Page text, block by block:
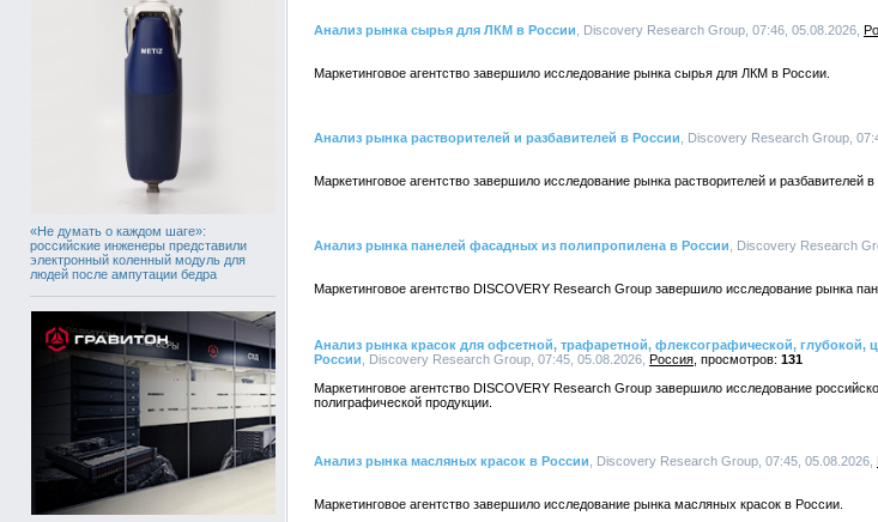
«Не думать о каждом шаге»:
российские инженеры представили
электронный коленный модуль для
людей после ампутации бедра
Анализ рынка сырья для ЛКМ в России , Discovery Research Group, 07:46, 05.08.2026,
Маркетинговое агентство завершило исследование рынка сырья для ЛКМ в России.
Анализ рынка растворителей и разбавителей в России , Discovery Research Group,
Маркетинговое агентство завершило исследование рынка растворителей и разбавителей в
Анализ рынка панелей фасадных из полипропилена в России , Discovery Research
Маркетинговое агентство DISCOVERY Research Group завершило исследование рынка
Анализ рынка красок для офсетной, трафаретной, флексографической,
России , Discovery Research Group, 07:45, 05.08.2026, Россия
131
Маркетинговое агентство DISCOVERY Research Group завершило исследование
полиграфической продукции.
Анализ рынка масляных красок в России , Discovery Research Group, 07:45, 05.08.2026,
Маркетинговое агентство завершило исследование рынка масляных красок в России.